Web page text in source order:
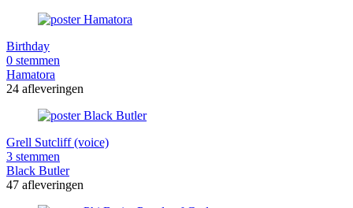
Birthday
0 stemmen
Hamatora
24 afleveringen
Grell Sutcliff (voice)
3 stemmen
Black Butler
47 afleveringen